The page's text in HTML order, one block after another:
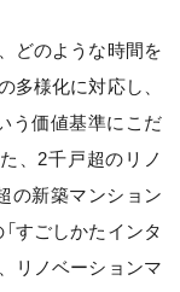
どのような時間を
多様化に対応し、
う価値基準にこだ
、2千戸超のリノ
の新築マンション
すごしかたインタ
リノベーションマ